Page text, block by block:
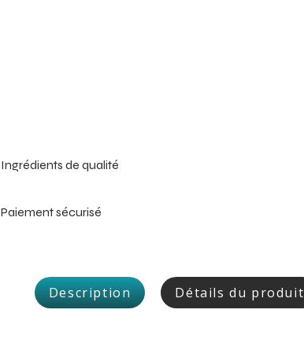
Ingrédients de qualité
Paiement sécurisé
Description Détails du produit